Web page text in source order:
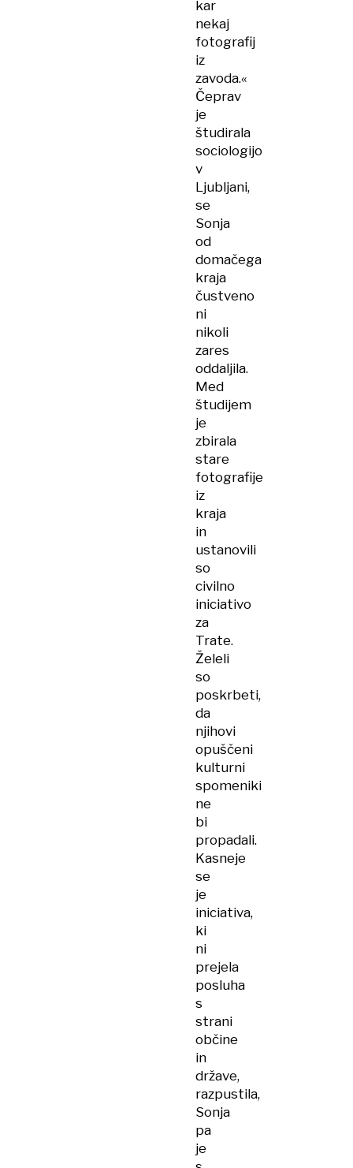
kar
nekaj
fotografij
iz
zavoda.«
Čeprav
je
študirala
sociologijo
v
Ljubljani,
se
Sonja
od
domačega
kraja
čustveno
ni
nikoli
zares
oddaljila.
Med
študijem
je
zbirala
stare
fotografije
iz
kraja
in
ustanovili
so
civilno
iniciativo
za
Trate.
Želeli
so
poskrbeti,
da
njihovi
opuščeni
kulturni
spomeniki
ne
bi
propadali.
Kasneje
se
je
iniciativa,
ki
ni
prejela
posluha
s
strani
občine
in
države,
razpustila,
Sonja
pa
je